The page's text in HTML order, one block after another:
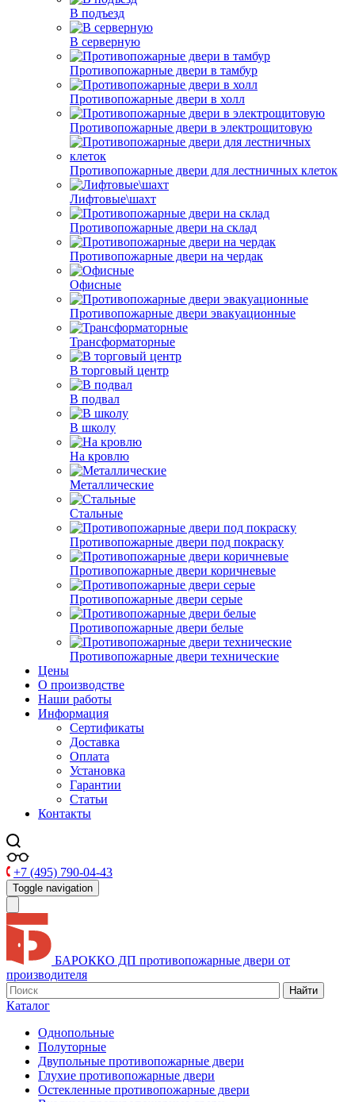
В подъезд
В серверную
Противопожарные двери в тамбур
Противопожарные двери в холл
Противопожарные двери в электрощитовую
Противопожарные двери для лестничных клеток
Лифтовые\шахт
Противопожарные двери на склад
Противопожарные двери на чердак
Офисные
Противопожарные двери эвакуационные
Трансформаторные
В торговый центр
В подвал
В школу
На кровлю
Металлические
Стальные
Противопожарные двери под покраску
Противопожарные двери коричневые
Противопожарные двери серые
Противопожарные двери белые
Противопожарные двери технические
Цены
О производстве
Наши работы
Информация
Сертификаты
Доставка
Оплата
Установка
Гарантии
Статьи
Контакты
+7 (495) 790-04-43
Toggle navigation
БАРОККО ДП противопожарные двери от
производителя
Найти
Каталог
Однопольные
Полуторные
Двупольные противопожарные двери
Глухие противопожарные двери
Остекленные противопожарные двери